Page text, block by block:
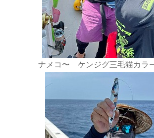
ナメコ〜 ケンジグ三毛猫カラ